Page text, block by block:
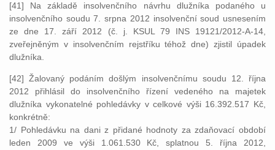
[41] Na základě insolvenčního návrhu dlužníka podaného u
insolvenčního soudu 7. srpna 2012 insolvenční soud usnesením
ze dne 17. září 2012 (č. j. KSUL 79 INS 19121/2012-A-14,
zveřejněným v insolvenčním rejstříku téhož dne) zjistil úpadek
dlužníka.
[42] Žalovaný podáním došlým insolvenčnímu soudu 12. října
2012 přihlásil do insolvenčního řízení vedeného na majetek
dlužníka vykonatelné pohledávky v celkové výši 16.392.517 Kč,
konkrétně:
1/ Pohledávku na dani z přidané hodnoty za zdaňovací období
leden 2009 ve výši 1.061.530 Kč, splatnou 5. října 2012,